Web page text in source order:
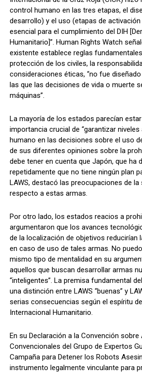
control humano en las tres etapas, el
desarrollo) y el uso (etapas de
esencial para el cumplimiento del DIH
Humanitario]”. Human Rights Watch
existente establece reglas
protección de los civiles, la
consideraciones éticas, “no fue
las que las decisiones de vida o muerte
máquinas”.
La mayoría de los estados parecían
importancia crucial de “garantizar
humano en las decisiones sobre el uso
de sus diferentes opiniones sobre la
debe tener en cuenta que Japón, que ha
repetidamente que no tiene ningún plan
LAWS, destacó las preocupaciones de la
respecto a estas armas.
Por otro lado, los estados reacios a
argumentaron que los avances
de la localización de objetivos reducirían
en caso de uso de tales armas. No
mismo tipo de mentalidad en su
aquellos que buscan desarrollar armas
“inteligentes”. La premisa fundamental
una distinción entre LAWS “buenas” y
serias consecuencias según el espíritu
Internacional Humanitario.
En su Declaración a la Convención sobre
Convencionales del Grupo de Expertos
Campaña para Detener los Robots
instrumento legalmente vinculante para